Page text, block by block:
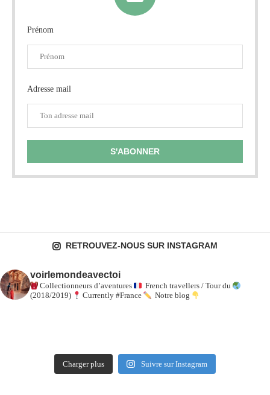
Prénom
Adresse mail
RETROUVEZ-NOUS SUR INSTAGRAM
voirlemondeavectoi
Collectionneurs d’aventures
French travellers / Tour du
(2018/2019)
Currently #France Notre blog
Charger plus Suivre sur Instagram